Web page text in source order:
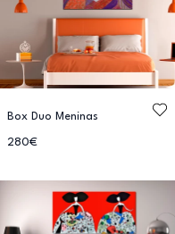
Box Duo Meninas
280€